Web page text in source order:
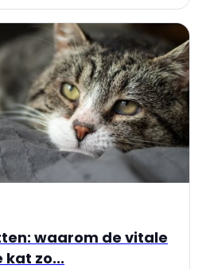
waarom de vitale
zo...